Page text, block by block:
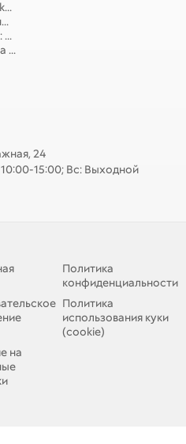
...
24
15:00; Вс: Выходной
Политика
конфиденциальности
Политика
использования куки
(cookie)
на